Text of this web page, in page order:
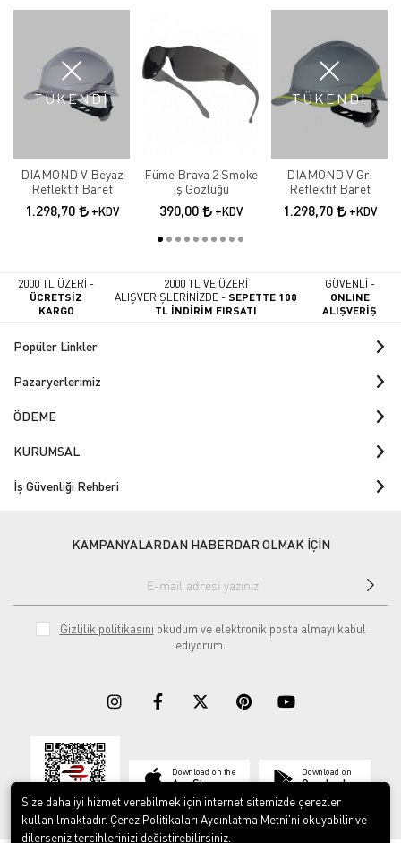
TÜKENDİ
DIAMOND V Beyaz
Reflektif Baret
1.298,70 +KDV
Füme Brava 2 Smoke
İş Gözlüğü
390,00 +KDV
TÜKENDİ
DIAMOND V Gri
Reflektif Baret
1.298,70 +KDV
2000 TL ÜZERİ -
ÜCRETSİZ
KARGO
2000 TL VE ÜZERİ
ALIŞVERİŞLERİNİZDE -SEPETTE 100
TL İNDİRİM FIRSATI
GÜVENLİ -
ONLINE
ALIŞVERİŞ
Popüler Linkler
Pazaryerlerimiz
ÖDEME
KURUMSAL
İş Güvenliği Rehberi
KAMPANYALARDAN HABERDAR OLMAK İÇİN
Gizlilik politikasını okudum ve elektronik posta almayı kabul
ediyorum.
Download on the
App Store
Download on
Google play
Size daha iyi hizmet verebilmek için internet sitemizde çerezler
kullanılmaktadır. Çerez Politikaları Aydınlatma Metni’ni okuyabilir ve
dilerseniz tercihlerinizi değiştirebilirsiniz.